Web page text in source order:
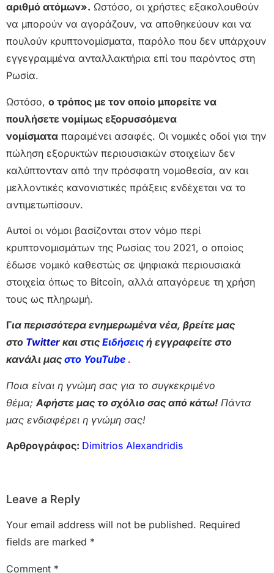
αριθμό ατόμων». Ωστόσο, οι χρήστες εξακολουθούν
να μπορούν να αγοράζουν, να αποθηκεύουν και να
πουλούν κρυπτονομίσματα, παρόλο που δεν υπάρχουν
εγγεγραμμένα ανταλλακτήρια επί του παρόντος στη
Ρωσία.
Ωστόσο, ο τρόπος με τον οποίο μπορείτε να
πουλήσετε νομίμως εξορυσσόμενα
νομίσματα παραμένει ασαφές. Οι νομικές οδοί για την
πώληση εξορυκτών περιουσιακών στοιχείων δεν
καλύπτονταν από την πρόσφατη νομοθεσία, αν και
μελλοντικές κανονιστικές πράξεις ενδέχεται να το
αντιμετωπίσουν.
Αυτοί οι νόμοι βασίζονται στον νόμο περί
κρυπτονομισμάτων της Ρωσίας του 2021, ο οποίος
έδωσε νομικό καθεστώς σε ψηφιακά περιουσιακά
στοιχεία όπως το Bitcoin, αλλά απαγόρευε τη χρήση
τους ως πληρωμή.
Για περισσότερα ενημερωμένα νέα, βρείτε μας
στο Twitter και στις Ειδήσεις ή εγγραφείτε στο
κανάλι μας στο YouTube .
Ποια είναι η γνώμη σας για το συγκεκριμένο
θέμα; Αφήστε μας το σχόλιο σας από κάτω! Πάντα
μας ενδιαφέρει η γνώμη σας!
Αρθρογράφος: Dimitrios Alexandridis
Leave a Reply
Your email address will not be published. Required
fields are marked *
Comment *